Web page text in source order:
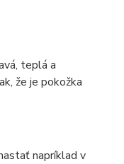
teplá a
že je pokožka
napríklad v